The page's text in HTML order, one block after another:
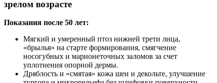
зрелом возрасте
Показания после 50 лет:
Мягкий и умеренный птоз нижней трети лица,
«брылья» на старте формирования, смягчение
носогубных и марионеточных заломов за счет
уплотнения опорной дермы.
Дряблость и «смятая» кожа шеи и декольте, улучшение